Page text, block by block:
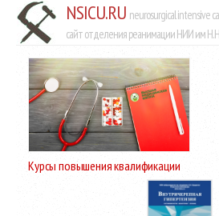
NSICU.RU neurosurgical intensive
сайт отделения реанимации НИИ им
Курсы повышения квалификации